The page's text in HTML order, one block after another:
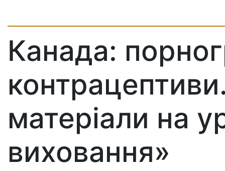
Канада:
матеріали на
виховання»